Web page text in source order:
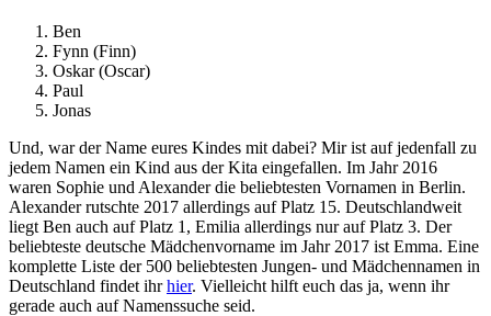
Ben
Fynn (Finn)
Oskar (Oscar)
Paul
Jonas
Und, war der Name eures Kindes mit dabei? Mir ist auf jedenfall zu
jedem Namen ein Kind aus der Kita eingefallen. Im Jahr 2016
waren Sophie und Alexander die beliebtesten Vornamen in Berlin.
Alexander rutschte 2017 allerdings auf Platz 15. Deutschlandweit
liegt Ben auch auf Platz 1, Emilia allerdings nur auf Platz 3. Der
beliebteste deutsche Mädchenvorname im Jahr 2017 ist Emma. Eine
komplette Liste der 500 beliebtesten Jungen- und Mädchennamen in
Deutschland findet ihrhier. Vielleicht hilft euch das ja, wenn ihr
gerade auch auf Namenssuche seid.